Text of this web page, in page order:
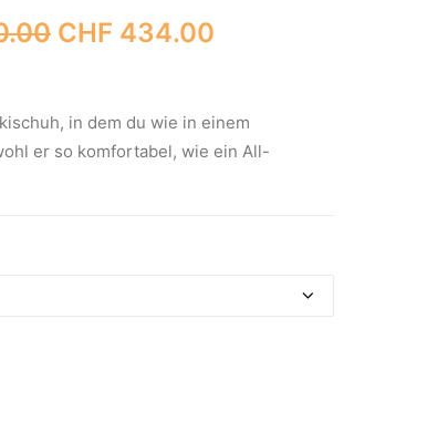
Ursprünglicher
CHF 620.00
CHF 434.00
CHF 434.00.
in dem du wie in einem
er so komfortabel, wie ein All-